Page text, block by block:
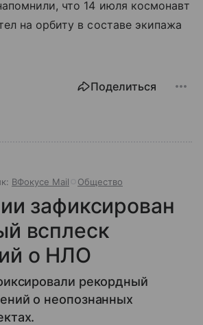
что 14 июля космонавт
на орбиту в составе экипажа
Поделиться
ВФокусе Mail Общество
зафиксирован
всплеск
о НЛО
рекордный
о неопознанных